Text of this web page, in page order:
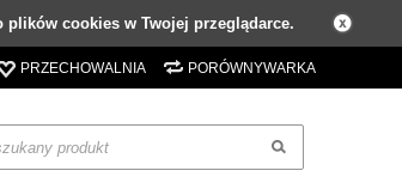
cookies w Twojej przeglądarce.
PRZECHOWALNIA PORÓWNYWARKA